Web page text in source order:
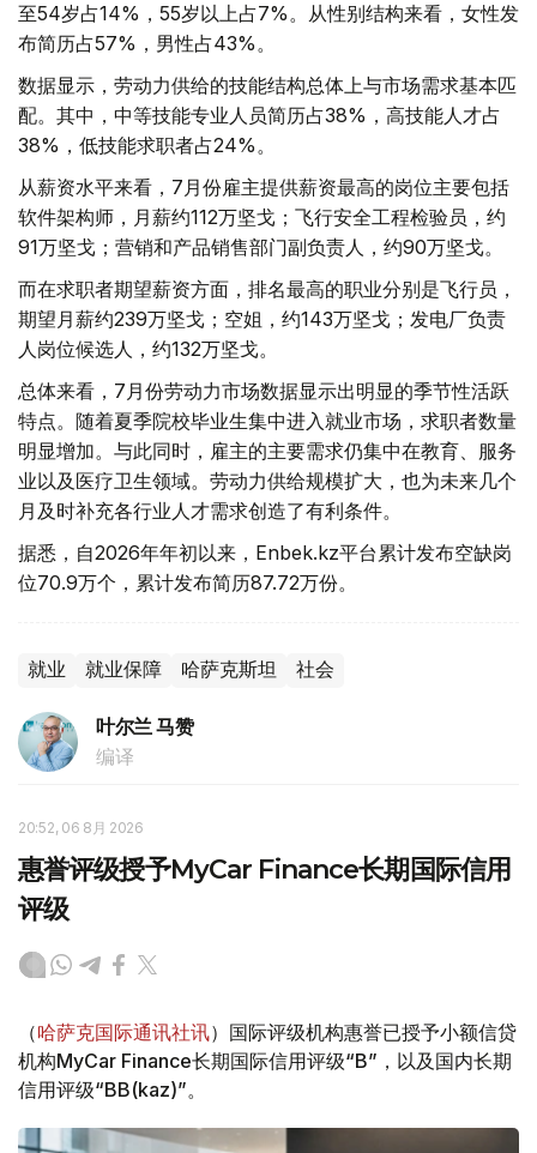
至54岁占14%，55岁以上占7%。从性别结构来看，女性发
布简历占57%，男性占43%。
数据显示，劳动力供给的技能结构总体上与市场需求基本匹
配。其中，中等技能专业人员简历占38%，高技能人才占
38%，低技能求职者占24%。
从薪资水平来看，7月份雇主提供薪资最高的岗位主要包括
软件架构师，月薪约112万坚戈；飞行安全工程检验员，约
91万坚戈；营销和产品销售部门副负责人，约90万坚戈。
而在求职者期望薪资方面，排名最高的职业分别是飞行员，
期望月薪约239万坚戈；空姐，约143万坚戈；发电厂负责
人岗位候选人，约132万坚戈。
总体来看，7月份劳动力市场数据显示出明显的季节性活跃
特点。随着夏季院校毕业生集中进入就业市场，求职者数量
明显增加。与此同时，雇主的主要需求仍集中在教育、服务
业以及医疗卫生领域。劳动力供给规模扩大，也为未来几个
月及时补充各行业人才需求创造了有利条件。
据悉，自2026年年初以来，Enbek.kz平台累计发布空缺岗
位70.9万个，累计发布简历87.72万份。
就业 就业保障 哈萨克斯坦 社会
叶尔兰 马赞
编译
20:52, 06 8月 2026
惠誉评级授予MyCar Finance长期国际信用
评级
（哈萨克国际通讯社讯）国际评级机构惠誉已授予小额信贷
机构MyCar Finance长期国际信用评级“B”，以及国内长期
信用评级“BB(kaz)”。